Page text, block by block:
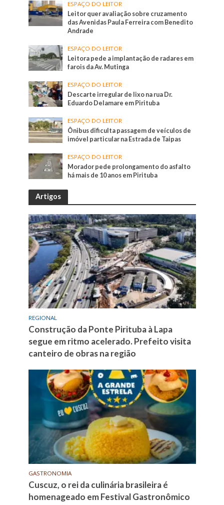
ESPAÇO DO LEITOR
Leitor quer avaliação sobre cruzamento
das Avenidas Paula Ferreira com Benedito
Andrade
ESPAÇO DO LEITOR
Leitora pede a implantação de radares em
farois da Av. Mutinga
ESPAÇO DO LEITOR
Descarte irregular de lixo na rua Dr.
Eduardo Delamare em Pirituba
ESPAÇO DO LEITOR
Ônibus dificulta passagem de veículos de
imóvel particular na Estrada de Taipas
ESPAÇO DO LEITOR
Morador pede prolongamento do asfalto
há mais de 10 anos em Pirituba
Artigos
REGIONAL
Construção da Ponte Pirituba à Lapa
segue em ritmo acelerado. Prefeito visita
canteiro de obras na região
GASTRONOMIA
Cuscuz, o rei da culinária brasileira é
homenageado em Festival Gastronômico